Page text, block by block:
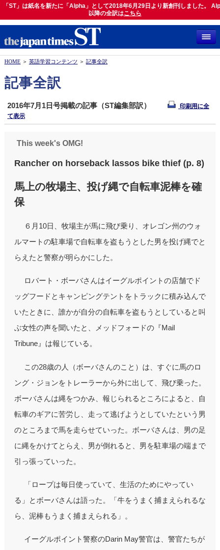
「ST」は紙名を新たに「Alpha」として2018年6月29日より新創刊しました。
以降の全訳はこちら
「ST」は紙名を新たに「Alpha」として2018年6月29日より新創刊しました。
以降の全訳はこちら
HOME＞ 英語学習コンテンツ ＞ 記事全訳
記事全訳
2016年7月1日号掲載の記事（ST編集部訳）
印刷用に全
て表示
This week's OMG!
Rancher on horseback lassos bike thief (p. 8)
馬上の牧場主、投げ縄で自転車泥棒を確
保
６月10日、牧場主が馬に飛び乗り、オレゴン州のウォ
ルマートの駐車場で自転車を盗もうとした男を投げ縄でと
らえたと警察が明らかにした。
ロバート・ボーバさんはイーグルポイントの店舗でド
ッグフードとキャンピングテントをトラックに積み込んで
いたときに、誰かが自分の自転車を盗もうとしていると叫
ぶ女性の声を聞いたと、メッドフォードの『Mail
Tribune』は報じている。
この28歳の人（ボーバさんのこと）は、すぐに馬のロ
ング・ジョンをトレーラーから外に出して、飛び乗った。
ボーバさんは縄をつかみ、報じられるところによると、自
転車のギアに苦労し、走って逃げようとしていたという男
のところまで馬を走らせていった。ボーバさんは、男の足
に縄をかけてとらえ、男が倒れると、男を駐車場の端まで
引っ張っていった。
「ロープは毎日使っていて、生活のためにやってい
る」とボーバさんは語った。「牛をうまく捕まえられるな
ら、泥棒もうまく捕まえられる」。
イーグルポイント警察のDarin May警官は、警官たちが